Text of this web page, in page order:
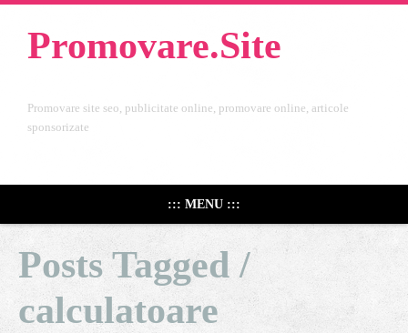
Promovare.Site
Promovare site seo, publicitate online, promovare online, articole
sponsorizate
::: MENU :::
Posts Tagged /
calculatoare